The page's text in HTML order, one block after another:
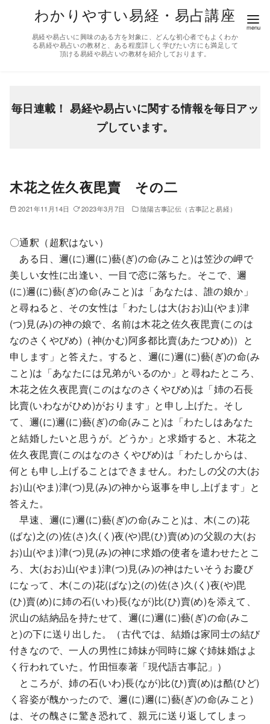
わかりやすい易経・易占講座
易経や易占いに興味のある方を対象に、どんな初心者でもよくわか
る易経や易占いの教材と、ある程度詳しく学びたい方にも満足して
頂ける易経や易占いの教材を紹介しております。
毎日連載！ 易経や易占いに関する情報を毎日アッ
プしています。
木花之佐久夜毘賣 その二
2021年11月14日 2023年3月7日 陰陽古事記伝（古事記と易経）
〇通釈（超釈はない）
ある日、邇(に)邇(に)藝(ぎ)の命(みこと)は笠沙の岬で
美しい女性に出逢い、一目で恋に落ちた。そこで、邇
(に)邇(に)藝(ぎ)の命(みこと)は「あなたは、誰の娘か」
と尋ねると、その女性は「わたしは大(おお)山(やま)津
(つ)見(み)の神の娘で、名前は木花之佐久夜毘賣(このは
なのさくやびめ)（神(かむ)阿多都比賣(あたつひめ)）と
申します」と答えた。すると、邇(に)邇(に)藝(ぎ)の命(み
こと)は「あなたには兄弟がいるのか」と尋ねたところ、
木花之佐久夜毘賣(このはなのさくやびめ)は「姉の石長
比賣(いわながひめ)がおります」と申し上げた。そし
て、邇(に)邇(に)藝(ぎ)の命(みこと)は「わたしはあなた
と結婚したいと思うが。どうか」と求婚すると、木花之
佐久夜毘賣(このはなのさくやびめ)は「わたしからは、
何とも申し上げることはできません。わたしの父の大(お
お)山(やま)津(つ)見(み)の神から返事を申し上げます」と
答えた。
早速、邇(に)邇(に)藝(ぎ)の命(みこと)は、木(この)花
(ばな)之(の)佐(さ)久(く)夜(や)毘(ひ)賣(め)の父親の大(お
お)山(やま)津(つ)見(み)の神に求婚の使者を遣わせたとこ
ろ、大(おお)山(やま)津(つ)見(み)の神はたいそうお慶び
になって、木(この)花(ばな)之(の)佐(さ)久(く)夜(や)毘
(ひ)賣(め)に姉の石(いわ)長(なが)比(ひ)賣(め)を添えて、
沢山の結納品を持たせて、邇(に)邇(に)藝(ぎ)の命(みこ
と)の下に送り出した。（古代では、結婚は家同士の結び
付きなので、一人の男性に姉妹が同時に嫁ぐ姉妹婚はよ
く行われていた。竹田恒泰著「現代語古事記」）
ところが、姉の石(いわ)長(なが)比(ひ)賣(め)は酷(ひど)
く容姿が醜かったので、邇(に)邇(に)藝(ぎ)の命(みこと)
は、その醜さに驚き恐れて、親元に送り返してしまっ